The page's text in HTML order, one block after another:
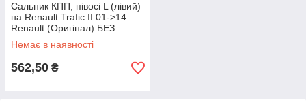
Сальник КПП, півосі L (лівий)
на Renault Trafic II 01->14 —
Renault (Оригінал) БЕЗ
УПАКОВКИ - 383428H500J
Немає в наявності
562,50 ₴